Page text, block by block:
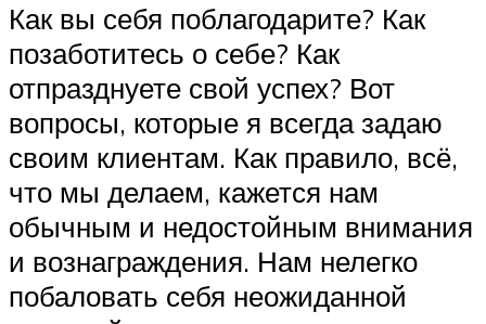
Как вы себя поблагодарите? Как
позаботитесь о себе? Как
отпразднуете свой успех? Вот
вопросы, которые я всегда задаю
своим клиентам. Как правило, всё,
что мы делаем, кажется нам
обычным и недостойным внимания
и вознаграждения. Нам нелегко
побаловать себя неожиданной